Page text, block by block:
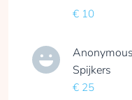
€ 10
Anonymous
Spijkers
€ 25